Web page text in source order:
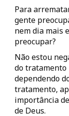
Para
gente
nem dia mais
preocupar?
Não estou
do tratamento
dependendo
tratamento,
importância
de Deus.